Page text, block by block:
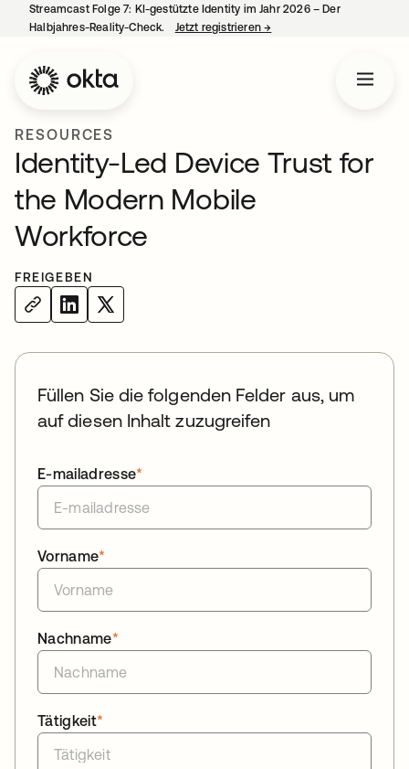
Streamcast Folge 7: KI-gestützte Identity im Jahr 2026 – Der
Halbjahres-Reality-Check.
Jetzt registrieren→
RESOURCES
Identity-Led Device Trust for
the Modern Mobile
Workforce
FREIGEBEN
Füllen Sie die folgenden Felder aus, um
auf diesen Inhalt zuzugreifen
*
E-mailadresse
*
Vorname
*
Nachname
*
Tätigkeit